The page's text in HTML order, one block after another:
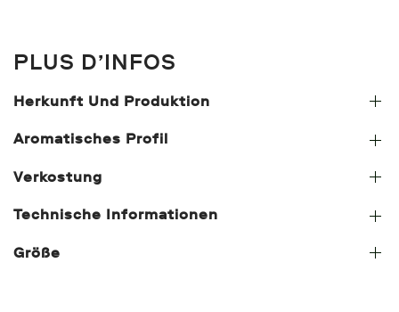
PLUS D’INFOS
Herkunft Und Produktion
Aromatisches Profil
Verkostung
Technische Informationen
Größe